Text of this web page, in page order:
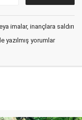
imalar, inançlara saldırı
yazılmış yorumlar